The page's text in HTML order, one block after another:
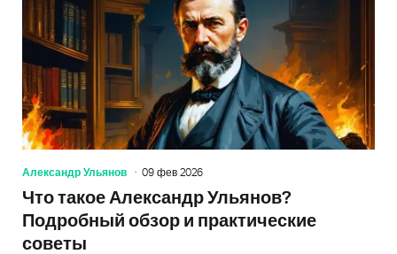
Александр Ульянов 09 фев 2026
Что такое Александр Ульянов?
Подробный обзор и практические
советы